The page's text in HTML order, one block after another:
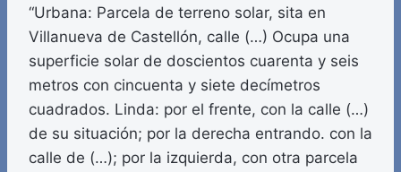
“Urbana: Parcela de terreno solar, sita en
Villanueva de Castellón, calle (…) Ocupa una
superficie solar de doscientos cuarenta y seis
metros con cincuenta y siete decímetros
cuadrados. Linda: por el frente, con la calle (…)
de su situación; por la derecha entrando. con la
calle de (…); por la izquierda, con otra parcela